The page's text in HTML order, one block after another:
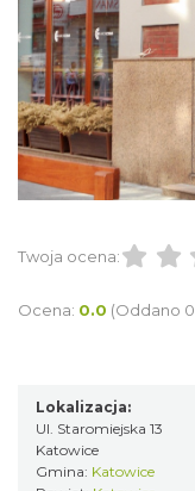
Twoja ocena:
Ocena: 0.0 (Oddano 0
Lokalizacja:
Ul. Staromiejska 13
Katowice
Gmina: Katowice